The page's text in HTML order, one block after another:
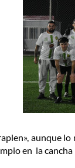
aunque
en la cancha